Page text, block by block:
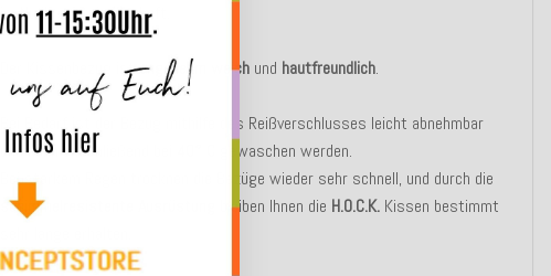
im Nu Ihre Sitzlandschaft.
Der Kissenbezug istangenehm weich und hautfreundlich.
Bei Bedarf ist der Bezug mithilfe des Reißverschlusses leicht abnehmbar
und kann anschließend bei
gewaschen werden.
Bei starkem Regen trocknen die Bezüge wieder sehr schnell, und durch die
schimmelresistente Ausrüstung
bleiben Ihnen die H.O.C.K. Kissen bestimmt